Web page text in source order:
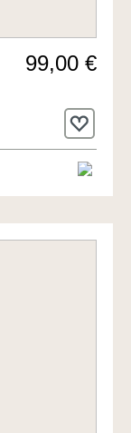
99,00 €